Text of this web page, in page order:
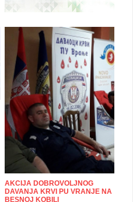
AKCIJA DOBROVOLJNOG
DAVANJA KRVI PU VRANJE NA
BESNOJ KOBILI